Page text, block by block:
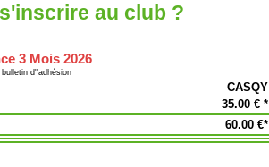
au club ?
3 Mois 2026
d''adhésion
CASQY
35.00 € *
60.00 €*